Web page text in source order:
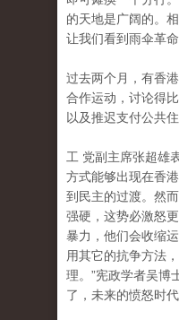
的天地是广阔的。
让我们看到雨伞革
过去两个月，有香
合作运动，讨论得
以及推迟支付公共住
工 党副主席张超雄
方式能够出现在香
到民主的过渡。然
强硬，这势必激怒
暴力，他们会收缩
用其它的抗争方法
理。”宪政学者吴博
了，未来的愤怒时代